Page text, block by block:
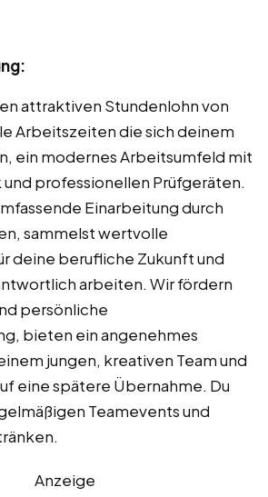
attraktiven Stundenlohn von
Arbeitszeiten die sich deinem
ein modernes Arbeitsumfeld mit
professionellen Prüfgeräten.
Einarbeitung durch
sammelst wertvolle
deine berufliche Zukunft und
arbeiten. Wir fördern
persönliche
bieten ein angenehmes
jungen, kreativen Team und
eine spätere Übernahme. Du
Teamevents und
Anzeige